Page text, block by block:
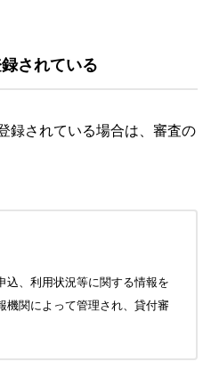
されている
録されている場合は、審査の
込、利用状況等に関する情報を
機関によって管理され、貸付審